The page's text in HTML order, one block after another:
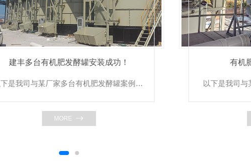
建丰多台有机肥发酵罐安装成功！
以下是我司与某厂家多台有机肥发酵罐案例展示
MORE
有机
以下是我司